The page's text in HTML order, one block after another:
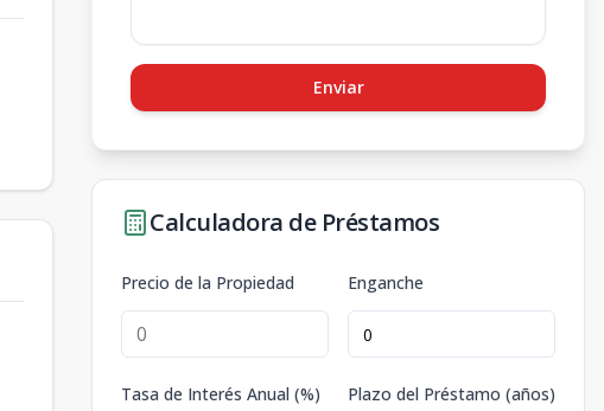
Enviar
Calculadora de Préstamos
Precio de la Propiedad Enganche
Tasa de Interés Anual (%) Plazo del Préstamo (años)